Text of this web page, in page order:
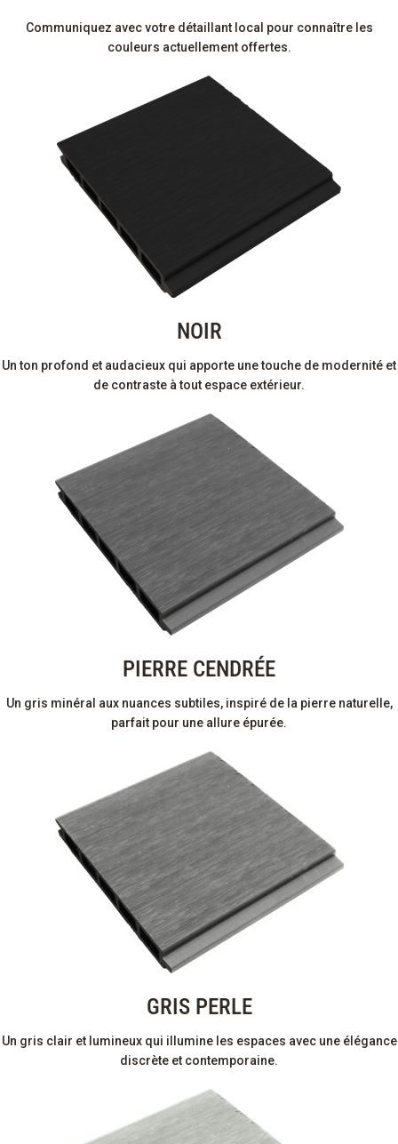
Communiquez avec votre détaillant local pour connaître les
couleurs actuellement offertes.
NOIR
Un ton profond et audacieux qui apporte une touche de modernité et
de contraste à tout espace extérieur.
PIERRE CENDRÉE
Un gris minéral aux nuances subtiles, inspiré de la pierre naturelle,
parfait pour une allure épurée.
GRIS PERLE
Un gris clair et lumineux qui illumine les espaces avec une élégance
discrète et contemporaine.